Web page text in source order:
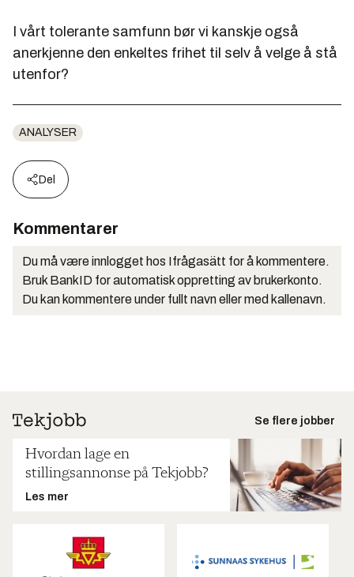
I vårt tolerante samfunn bør vi kanskje også
anerkjenne den enkeltes frihet til selv å velge å stå
utenfor?
ANALYSER
Del
Kommentarer
Du må være innlogget hos Ifrågasätt for å kommentere.
Bruk BankID for automatisk oppretting av brukerkonto.
Du kan kommentere under fullt navn eller med kallenavn.
Se flere jobber
Hvordan lage en
stillingsannonse på Tekjobb?
Les mer